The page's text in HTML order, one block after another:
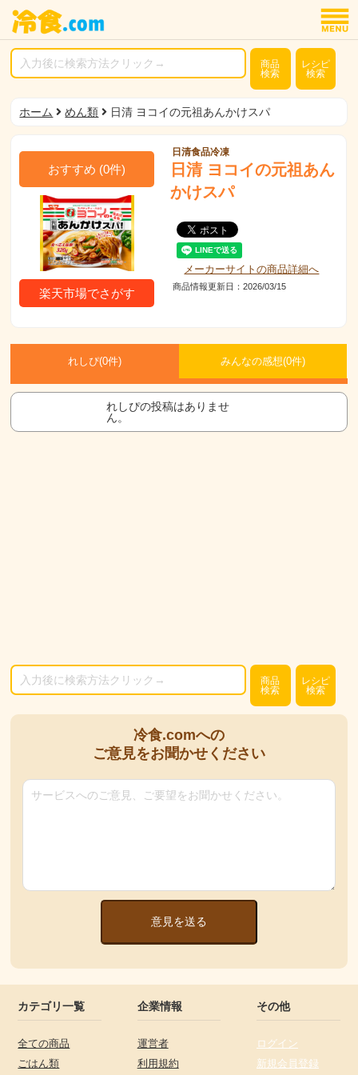
商品
検索
レシピ
検索
ホーム めん類 日清 ヨコイの元祖あんかけスパ
おすすめ (0件)
楽天市場でさがす
日清食品冷凍
日清 ヨコイの元祖あん
かけスパ
メーカーサイトの商品詳細へ
商品情報更新日：2026/03/15
れしぴ(0件) みんなの感想(0件)
れしぴの投稿はありませ
ん。
商品
検索
レシピ
検索
冷食.comへの
ご意見をお聞かせください
意見を送る
カテゴリ一覧
全ての商品
ごはん類
企業情報
運営者
利用規約
その他
ログイン
新規会員登録